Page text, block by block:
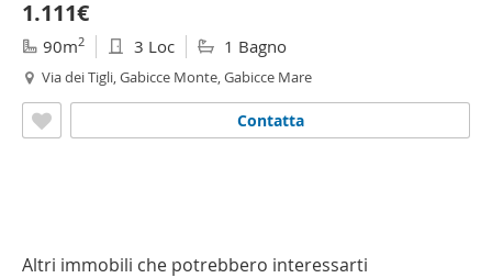
1.111€
90m2 3 Loc 1 Bagno
Via dei Tigli, Gabicce Monte, Gabicce Mare
Contatta
Altri immobili che potrebbero interessarti